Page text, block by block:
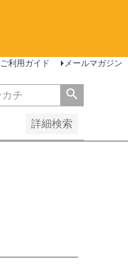
ご利用ガイド メールマガジン
詳細検索